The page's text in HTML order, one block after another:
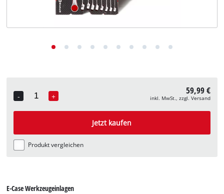
-
Quantity
+ 59,99 €
inkl. MwSt., zzgl. Versand
Jetzt kaufen
Produkt vergleichen
E-Case Werkzeugeinlagen